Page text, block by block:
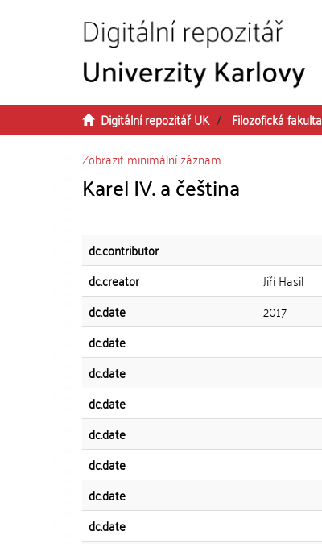
Digitální repozitář UK Filozofická fakulta
Zobrazit minimální záznam
Karel IV. a čeština
dc.contributor
dc.creator
Jiří Hasil
dc.date
2017
dc.date
dc.date
dc.date
dc.date
dc.date
dc.date
dc.date